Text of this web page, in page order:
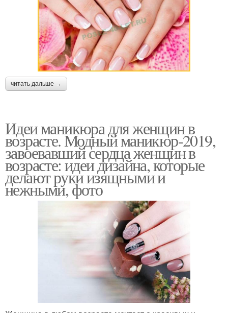
читать дальше →
Идеи маникюра для женщин в
возрасте. Модный маникюр-2019,
завоевавший сердца женщин в
возрасте: идеи дизайна, которые
делают руки изящными и
нежными, фото